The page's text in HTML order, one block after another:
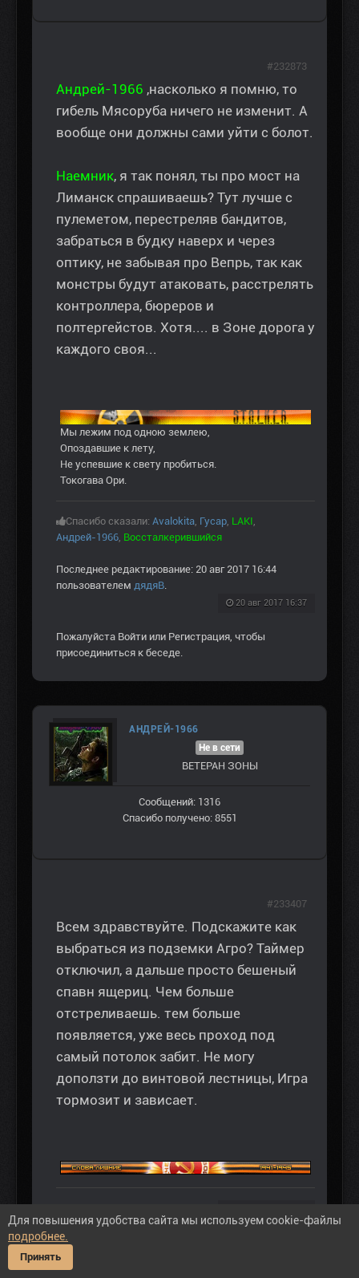
Андрей-1966 ,насколько я помню, то
гибель Мясоруба ничего не изменит. А
вообще они должны сами уйти с болот.
Наемник, я так понял, ты про мост на
Лиманск спрашиваешь? Тут лучше с
пулеметом, перестреляв бандитов,
забраться в будку наверх и через
оптику, не забывая про Вепрь, так как
монстры будут атаковать, расстрелять
контроллера, бюреров и
полтергейстов. Хотя.... в Зоне дорога у
каждого своя...
Мы лежим под одною землею,
Опоздавшие к лету,
Не успевшие к свету пробиться.
Токогава Ори.
Спасибо сказали: Avalokita, Гусар, LAKI,
Андрей-1966, Воссталкерившийся
Последнее редактирование: 20 авг 2017 16:44
пользователем дядяВ.
20 авг 2017 16:37
#232873
Пожалуйста Войти или Регистрация, чтобы
присоединиться к беседе.
АНДРЕЙ-1966
Не в сети
ВЕТЕРАН ЗOНЫ
Сообщений: 1316
Спасибо получено: 8551
Всем здравствуйте. Подскажите как
выбраться из подземки Агро? Таймер
отключил, а дальше просто бешеный
спавн ящериц. Чем больше
отстреливаешь. тем больше
появляется, уже весь проход под
самый потолок забит. Не могу
доползти до винтовой лестницы, Игра
тормозит и зависает.
#233407
Пожалуйста
присоединиться к беседе.
Для повышения удобства сайта мы используем cookie-файлы
подробнее.
Принять